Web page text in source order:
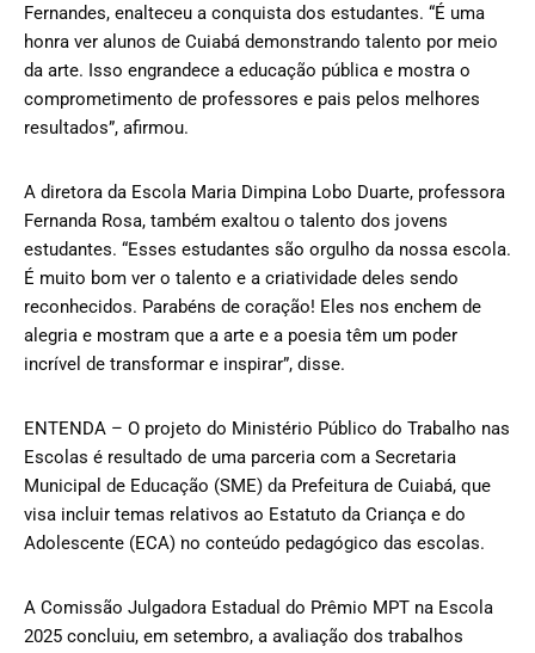
Fernandes, enalteceu a conquista dos estudantes. “É uma
honra ver alunos de Cuiabá demonstrando talento por meio
da arte. Isso engrandece a educação pública e mostra o
comprometimento de professores e pais pelos melhores
resultados”, afirmou.
A diretora da Escola Maria Dimpina Lobo Duarte, professora
Fernanda Rosa, também exaltou o talento dos jovens
estudantes. “Esses estudantes são orgulho da nossa escola.
É muito bom ver o talento e a criatividade deles sendo
reconhecidos. Parabéns de coração! Eles nos enchem de
alegria e mostram que a arte e a poesia têm um poder
incrível de transformar e inspirar”, disse.
ENTENDA – O projeto do Ministério Público do Trabalho nas
Escolas é resultado de uma parceria com a Secretaria
Municipal de Educação (SME) da Prefeitura de Cuiabá, que
visa incluir temas relativos ao Estatuto da Criança e do
Adolescente (ECA) no conteúdo pedagógico das escolas.
A Comissão Julgadora Estadual do Prêmio MPT na Escola
2025 concluiu, em setembro, a avaliação dos trabalhos